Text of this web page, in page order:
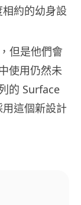
約的幼身設
但是他們會
使用仍然未
的 Surface
這個新設計